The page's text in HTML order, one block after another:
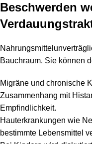
Beschwerden
Bauchraum. Sie können
Migräne und chronische
Zusammenhang mit
Empfindlichkeit.
Hauterkrankungen wie
bestimmte Lebensmittel